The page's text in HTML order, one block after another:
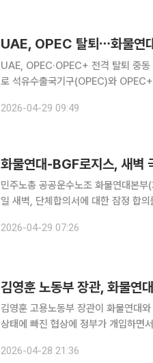
UAE, OPEC 탈퇴⋯화물연
UAE, OPEC·OPEC+ 전격 탈퇴 중동 주요 산유국 중 하나인 아랍에미리트(UAE)가 다음 달 1일부
로 석유수출국기구(OPEC)와
니다. UAE 정부는 "이번 결정은 UAE
2026-04-29 09:49
화물연대-BGF로지스, 새벽
민주노총 공공운수노조 화물연대본
일 새벽, 단체합의서에 대한 잠정 합
교섭 끝에 합의점을 찾았다. 이번 합
2026-04-29 07:26
김영훈 노동부 장관, 화물연
김영훈 고용노동부 장관이 화물연대
상태에 빠진 협상에 정부가 개입하면서 해법 도출
섭 현장을 찾았다. 이날 김 장관은 오
2026-04-28 21:36